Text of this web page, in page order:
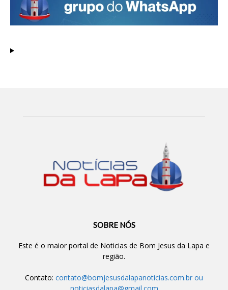
SOBRE NÓS
Este é o maior portal de Noticias de Bom Jesus da Lapa e
região.
Contato: contato@bomjesusdalapanoticias.com.br ou